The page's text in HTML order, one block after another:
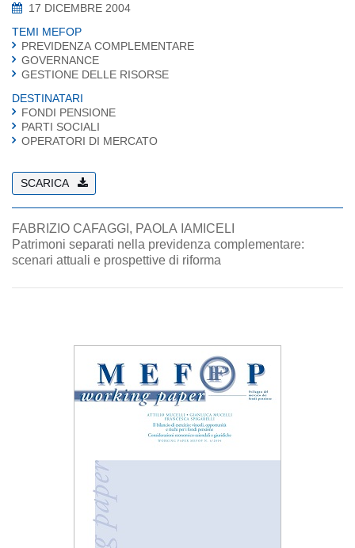
17 DICEMBRE 2004
TEMI MEFOP
PREVIDENZA COMPLEMENTARE
GOVERNANCE
GESTIONE DELLE RISORSE
DESTINATARI
FONDI PENSIONE
PARTI SOCIALI
OPERATORI DI MERCATO
SCARICA
FABRIZIO CAFAGGI, PAOLA IAMICELI
Patrimoni separati nella previdenza complementare:
scenari attuali e prospettive di riforma